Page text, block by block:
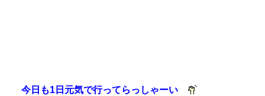
今日も1日元気で行ってらっしゃーい